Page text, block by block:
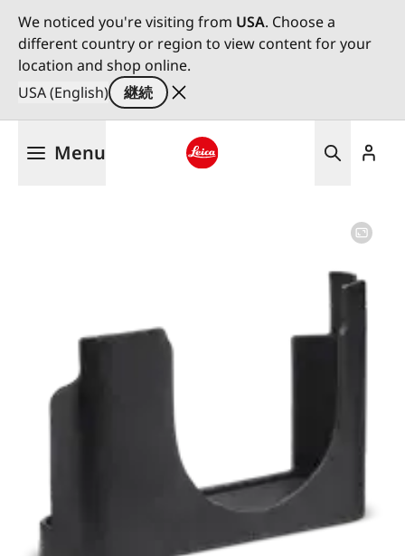
We noticed you're visiting from USA. Choose a
different country or region to view content for your
location and shop online.
USA (English)
継続
Menu